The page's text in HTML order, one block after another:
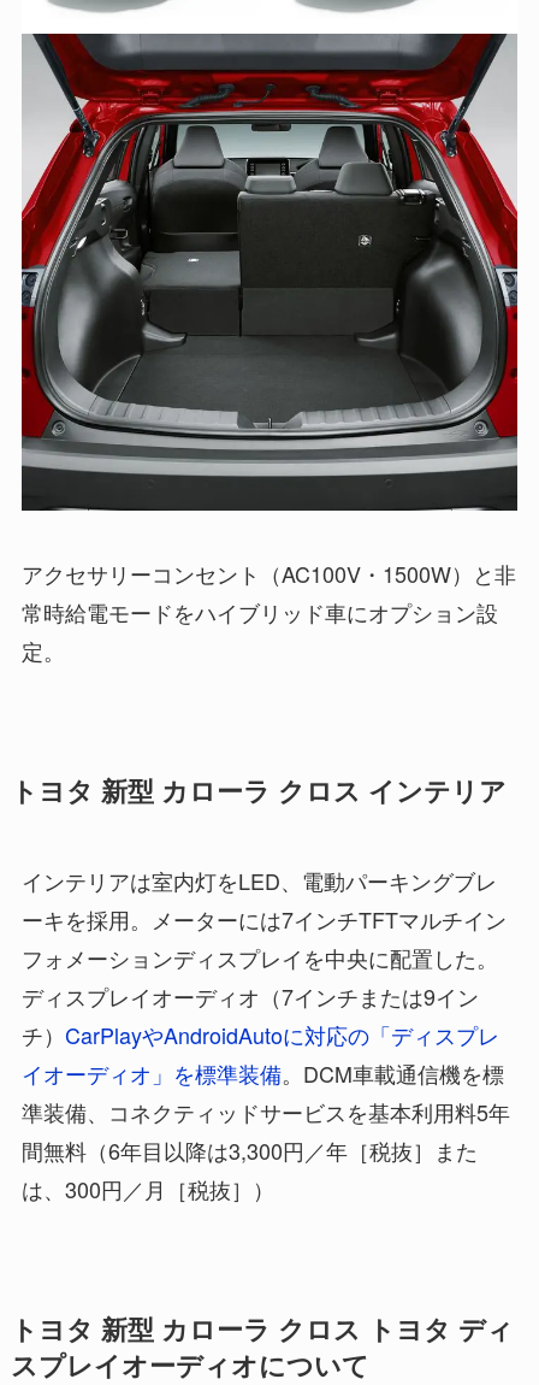
アクセサリーコンセント（AC100V・1500W）と非
常時給電モードをハイブリッド車にオプション設
定。
トヨタ 新型 カローラ クロス インテリア
インテリアは室内灯をLED、電動パーキングブレ
ーキを採用。メーターには7インチTFTマルチイン
フォメーションディスプレイを中央に配置した。
ディスプレイオーディオ（7インチまたは9イン
チ） CarPlayやAndroidAutoに対応の「ディスプレ
イオーディオ」を標準装備。DCM車載通信機を標
準装備、コネクティッドサービスを基本利用料5年
間無料（6年目以降は3,300円／年［税抜］また
は、300円／月［税抜］）
トヨタ 新型 カローラ クロス トヨタ ディ
スプレイオーディオについて